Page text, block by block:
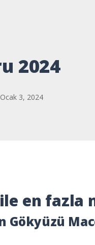
2024
Ocak 3, 2024
en fazla
Gökyüzü